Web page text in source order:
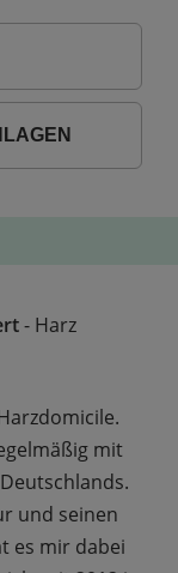
- Harz
mit
und seinen
es mir dabei